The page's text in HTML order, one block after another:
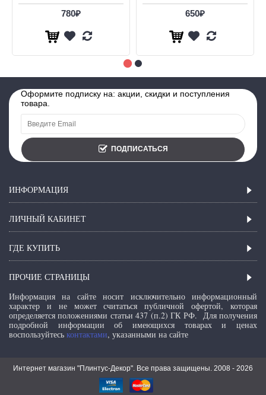
780₽ 650₽
Оформите подписку на: акции, скидки и поступления
товара.
ПОДПИСАТЬСЯ
ИНФОРМАЦИЯ
ЛИЧНЫЙ КАБИНЕТ
ГДЕ КУПИТЬ
ПРОЧИЕ СТРАНИЦЫ
Информация на сайте носит исключительно информационный
характер и не может считаться публичной офертой, которая
определяется положениями статьи 437 (п.2) ГК РФ. Для получения
подробной информации об имеющихся товарах и ценах
воспользуйтесь контактами, указанными на сайте
Интернет магазин "Плинтус-Декор". Все права защищены. 2008 - 2026